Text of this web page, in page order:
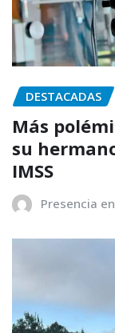
DESTACADAS
Más
su
IMSS
Presencia